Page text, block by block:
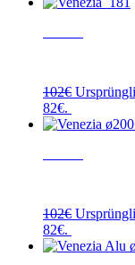
102€
82€.
102€
82€.